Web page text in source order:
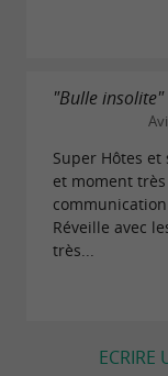
"Bulle insolite"
Super Hôtes
et moment
Réveille avec
très...
ECRIRE